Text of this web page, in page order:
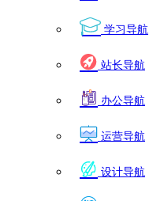
学习导航
站长导航
办公导航
运营导航
设计导航